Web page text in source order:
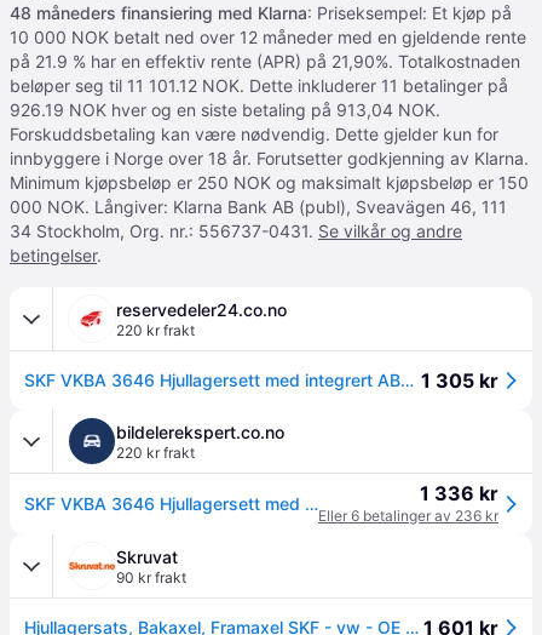
48 måneders finansiering med Klarna: Priseksempel: Et kjøp på
10 000 NOK betalt ned over 12 måneder med en gjeldende rente
på 21.9 % har en effektiv rente (APR) på 21,90%. Totalkostnaden
beløper seg til 11 101.12 NOK. Dette inkluderer 11 betalinger på
926.19 NOK hver og en siste betaling på 913,04 NOK.
Forskuddsbetaling kan være nødvendig. Dette gjelder kun for
innbyggere i Norge over 18 år. Forutsetter godkjenning av Klarna.
Minimum kjøpsbeløp er 250 NOK og maksimalt kjøpsbeløp er 150
000 NOK. Långiver: Klarna Bank AB (publ), Sveavägen 46, 111
34 Stockholm, Org. nr.: 556737-0431. Se vilkår og andre
betingelser.
reservedeler24.co.no
220 kr frakt
SKF VKBA 3646 Hjullagersett med integrert ABS-sensor 1 305 kr
bildelerekspert.co.no
220 kr frakt
SKF VKBA 3646 Hjullagersett med integrert ABS-sensor, Felg: 5-hull 1 336 kr
Eller 6 betalinger av 236 kr
Skruvat
90 kr frakt
Hjullagersats, Bakaxel, Framaxel SKF - vw - OE 7H0 401 611 D, 7H0 401 611 E, 7H0 401 611 H 1 601 kr